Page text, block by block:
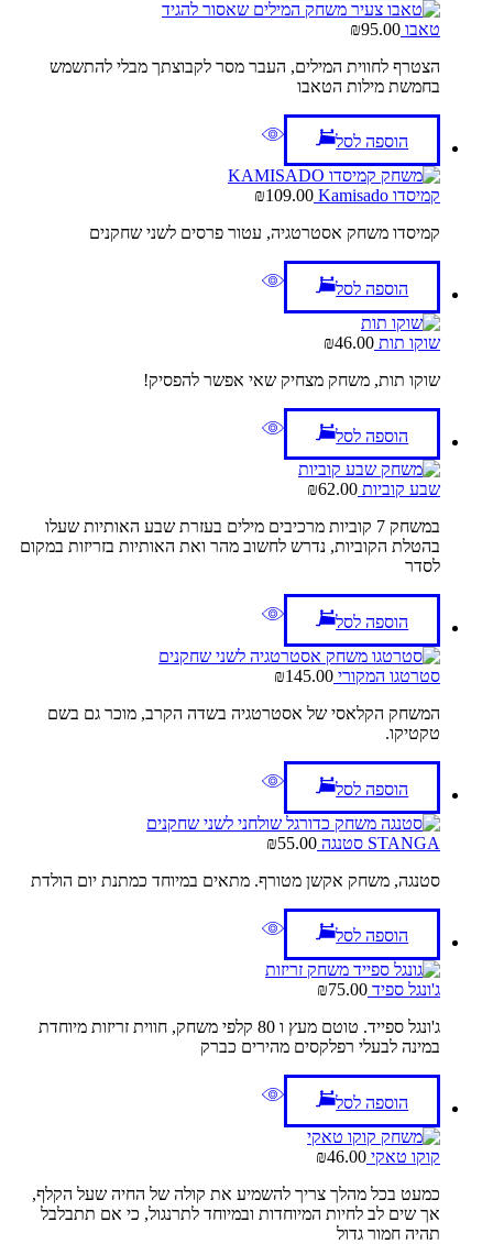
טאבו ₪95.00
הצטרף לחווית המילים, העבר מסר לקבוצתך מבלי להתשמש
בחמשת מילות הטאבו
הוספה לסל
קמיסדו Kamisado ₪109.00
קמיסדו משחק אסטרטגיה, עטור פרסים לשני שחקנים
הוספה לסל
שוקו תות ₪46.00
שוקו תות, משחק מצחיק שאי אפשר להפסיק!
הוספה לסל
שבע קוביות ₪62.00
במשחק 7 קוביות מרכיבים מילים בעזרת שבע האותיות שעלו
בהטלת הקוביות, נדרש לחשוב מהר ואת האותיות בזריזות במקום
לסדר
הוספה לסל
סטרטגו המקורי ₪145.00
המשחק הקלאסי של אסטרטגיה בשדה הקרב, מוכר גם בשם
טקטיקו.
הוספה לסל
STANGA סטנגה ₪55.00
סטנגה, משחק אקשן מטורף. מתאים במיוחד כמתנת יום הולדת
הוספה לסל
ג'ונגל ספיד ₪75.00
ג'ונגל ספייד. טוטם מעץ ו 80 קלפי משחק, חווית זריזות מיוחדת
במינה לבעלי רפלקסים מהירים כברק
הוספה לסל
קוקו טאקי ₪46.00
כמעט בכל מהלך צריך להשמיע את קולה של החיה שעל הקלף,
אך שים לב לחיות המיוחדות ובמיוחד לתרנגול, כי אם תתבלבל
תהיה חמור גדול